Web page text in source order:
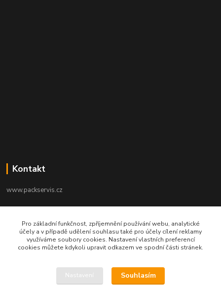
Kontakt
www.packservis.cz
Po-Pá 8.00-12.00, 13.00-16.00 hod
info@packservis.cz
Pro základní funkčnost, zpříjemnění používání webu, analytické
účely a v případě udělení souhlasu také pro účely cílení reklamy
využíváme soubory cookies. Nastavení vlastních preferencí
cookies můžete kdykoli upravit odkazem ve spodní části stránek.
Nastavení Souhlasím